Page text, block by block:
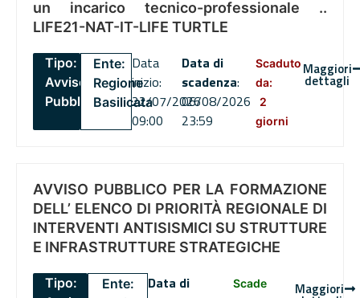
un incarico tecnico-professionale ..
LIFE21-NAT-IT-LIFE TURTLE
Tipo:
Avviso
Pubblico
Ente:
Regione
Basilicata
Data
inizio:
22/07/2026
09:00
Data di
scadenza:
06/08/2026
23:59
Scaduto
da:
2
giorni
Maggiori
dettagli
AVVISO PUBBLICO PER LA FORMAZIONE
DELL’ ELENCO DI PRIORITÀ REGIONALE DI
INTERVENTI ANTISISMICI SU STRUTTURE
E INFRASTRUTTURE STRATEGICHE
Tipo:
Ente:
Data di
Scade
Maggiori